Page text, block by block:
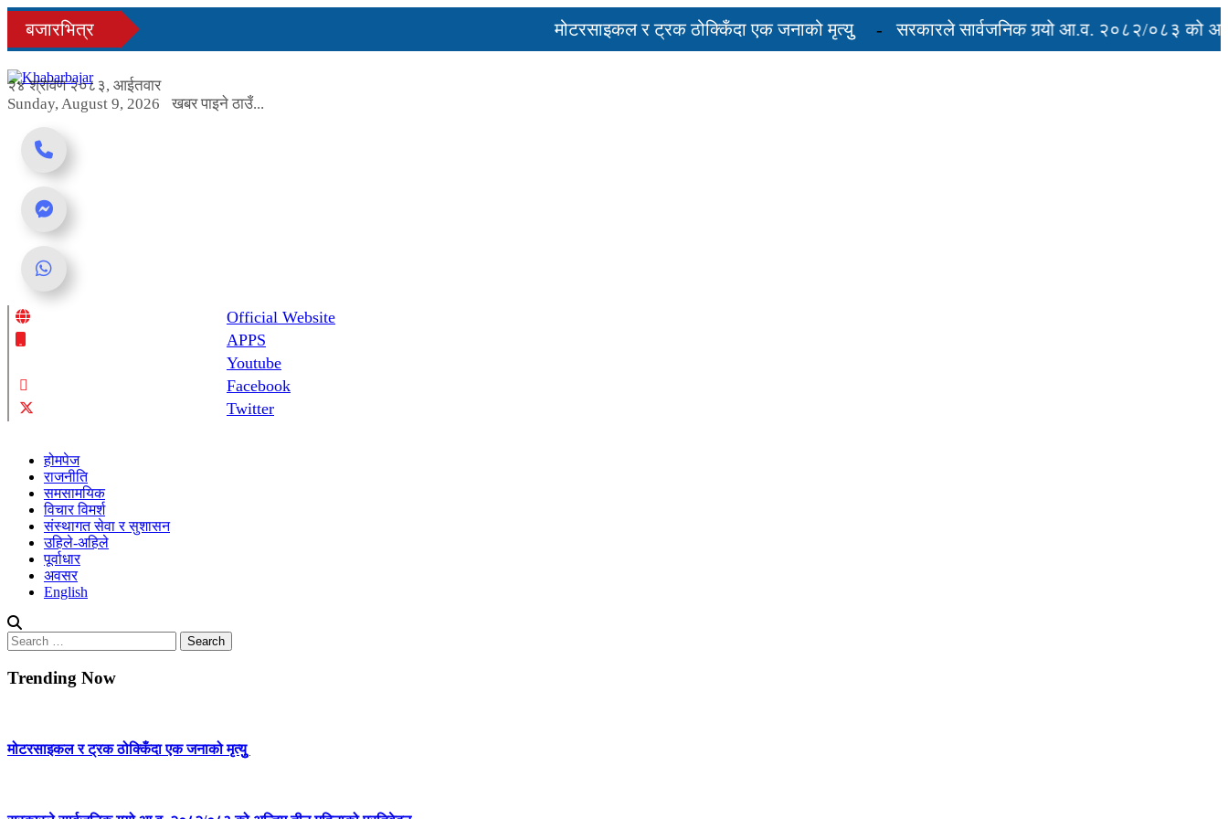
Skip
content
बजारभित्र मोटरसाइकल र ट्रक ठोक्किँदा एक जनाको मृत्युु
सरकारले सार्वजनिक गर्‍यो आ.व. २०८२/०८३ को अन्तिम
२४ श्रावण २०८३, आईतवार
Sunday, August 9, 2026
खबर पाइने ठाउँ...
Online News Portal
Official Website
APPS
Youtube
Facebook
Twitter
होमपेज
राजनीति
समसामयिक
विचार विमर्श
संस्थागत सेवा र सुशासन
उहिले-अहिले
पूर्वाधार
अवसर
English
Search
for:
Trending Now
मोटरसाइकल र ट्रक ठोक्किँदा एक जनाको मृत्युु